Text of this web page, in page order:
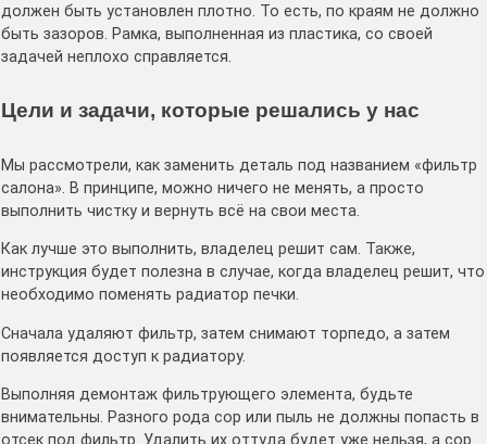
должен быть установлен плотно. То есть, по краям не должно
быть зазоров. Рамка, выполненная из пластика, со своей
задачей неплохо справляется.
Цели и задачи, которые решались у нас
Мы рассмотрели, как заменить деталь под названием «фильтр
салона». В принципе, можно ничего не менять, а просто
выполнить чистку и вернуть всё на свои места.
Как лучше это выполнить, владелец решит сам. Также,
инструкция будет полезна в случае, когда владелец решит, что
необходимо поменять радиатор печки.
Сначала удаляют фильтр, затем снимают торпедо, а затем
появляется доступ к радиатору.
Выполняя демонтаж фильтрующего элемента, будьте
внимательны. Разного рода сор или пыль не должны попасть в